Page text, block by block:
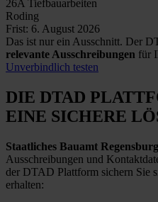
26A Tiefbauarbeiten
Roding
Frist: 6. August 2026
Das ist nur ein Ausschnitt. Der
relevante Ausschreibungen für
Unverbindlich testen
DIE DTAD
EINE SICHERE
Staatliches Bauamt Regensburg
Ausschreibungen und
der DTAD Plattform sichern Sie
erhalten: